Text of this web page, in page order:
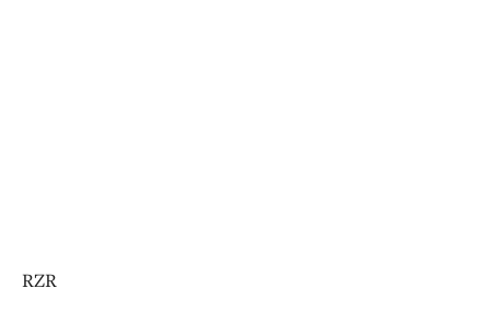
RZR